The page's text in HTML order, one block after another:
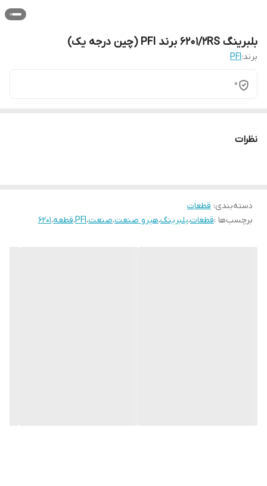
بلبرینگ 6201/2RS برند PFI (چین درجه یک)
برند:PFI
0
نظرات
دسته‌بندی: قطعات
برچسب‌ها :قطعات،بلبرینگ،هیرو صنعت،صنعت،PFI،قطعه،6201